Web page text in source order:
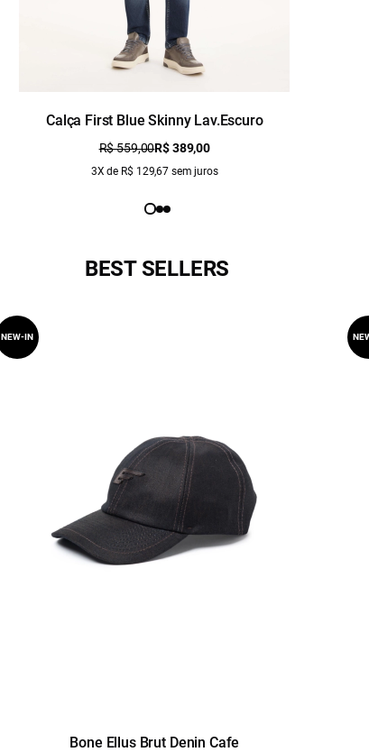
Calça First Blue Skinny Lav.Escuro
R$ 559,00R$ 389,00
3X de R$ 129,67 sem juros
BEST SELLERS
Bone Ellus Brut Denin Cafe
NEW-IN